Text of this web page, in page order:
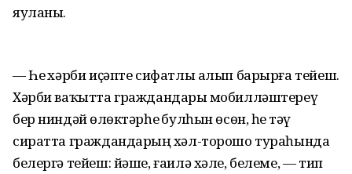
яуланы.
— Һеҙ хәрби иҫәпте сифатлы алып барырға тейеш.
Хәрби ваҡытта граждандарҙы мобилләштереү
бер ниндәй өҙлөктәрһеҙ булһын өсөн, һеҙ тәү
сиратта граждандарҙың хәл-торошо тураһында
белергә тейеш: йәше, ғаилә хәле, белеме, — тип